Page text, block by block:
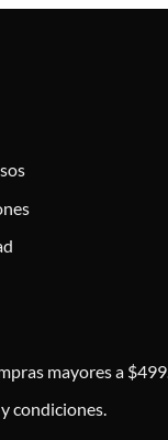
mayores a $499.
condiciones.